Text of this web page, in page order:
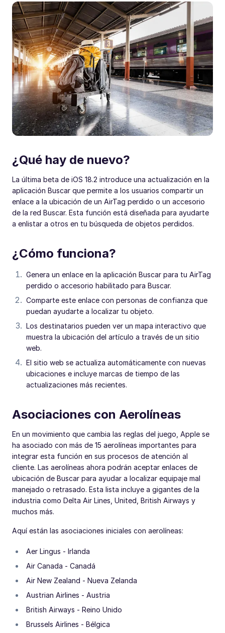
¿Qué hay de nuevo?
La última beta de iOS 18.2 introduce una actualización en la
aplicación Buscar que permite a los usuarios compartir un
enlace a la ubicación de un AirTag perdido o un accesorio
de la red Buscar. Esta función está diseñada para ayudarte
a enlistar a otros en tu búsqueda de objetos perdidos.
¿Cómo funciona?
Genera un enlace en la aplicación Buscar para tu AirTag
perdido o accesorio habilitado para Buscar.
Comparte este enlace con personas de confianza que
puedan ayudarte a localizar tu objeto.
Los destinatarios pueden ver un mapa interactivo que
muestra la ubicación del artículo a través de un sitio
web.
El sitio web se actualiza automáticamente con nuevas
ubicaciones e incluye marcas de tiempo de las
actualizaciones más recientes.
Asociaciones con Aerolíneas
En un movimiento que cambia las reglas del juego, Apple se
ha asociado con más de 15 aerolíneas importantes para
integrar esta función en sus procesos de atención al
cliente. Las aerolíneas ahora podrán aceptar enlaces de
ubicación de Buscar para ayudar a localizar equipaje mal
manejado o retrasado. Esta lista incluye a gigantes de la
industria como Delta Air Lines, United, British Airways y
muchos más.
Aquí están las asociaciones iniciales con aerolíneas:
Aer Lingus - Irlanda
Air Canada - Canadá
Air New Zealand - Nueva Zelanda
Austrian Airlines - Austria
British Airways - Reino Unido
Brussels Airlines - Bélgica